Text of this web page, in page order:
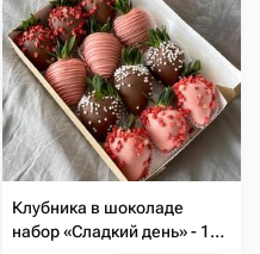
Клубника в шоколаде
набор «Сладкий день» - 12